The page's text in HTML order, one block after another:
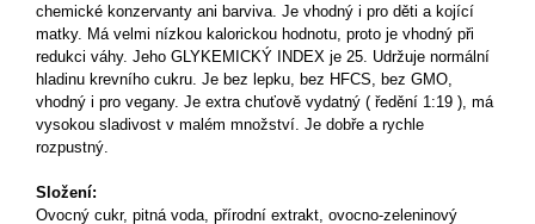
chemické konzervanty ani barviva. Je vhodný i pro děti a kojící
matky. Má velmi nízkou kalorickou hodnotu, proto je vhodný při
redukci váhy. Jeho GLYKEMICKÝ INDEX je 25. Udržuje normální
hladinu krevního cukru. Je bez lepku, bez HFCS, bez GMO,
vhodný i pro vegany. Je extra chuťově vydatný ( ředění 1:19 ), má
vysokou sladivost v malém množství. Je dobře a rychle
rozpustný.
Složení:
Ovocný cukr, pitná voda, přírodní extrakt, ovocno-zeleninový